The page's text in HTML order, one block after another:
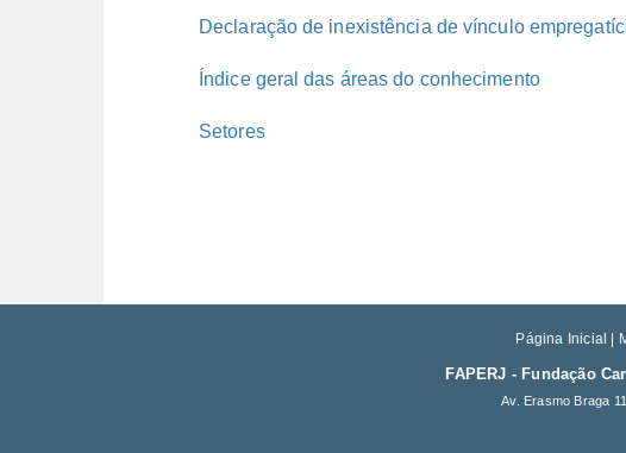
Declaração de inexistência de vínculo
Índice geral das áreas do conhecimento
Setores
Página Inicial
FAPERJ - Fundação
Av. Erasmo Braga